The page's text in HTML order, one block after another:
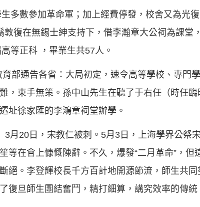
多數參加革命軍；加上經費停發，校舍又為光
敦復在無錫士紳支持下，借李瀚章大公祠為課堂
等正科 ，畢業生共57人。
部通告各省：大局初定，速令高等學校、專門
，束手無策。孫中山先生在聽了于右任（時任
址徐家匯的李鴻章祠堂辦學。
月20日，宋教仁被刺。5月3日，上海學界公祭
等在會上慷慨陳辭。不久，爆發“二月革命”，
絕。李登輝校長千方百計地開源節流，師生共
復旦師生團結奮鬥，精打細算，講究效率的傳統